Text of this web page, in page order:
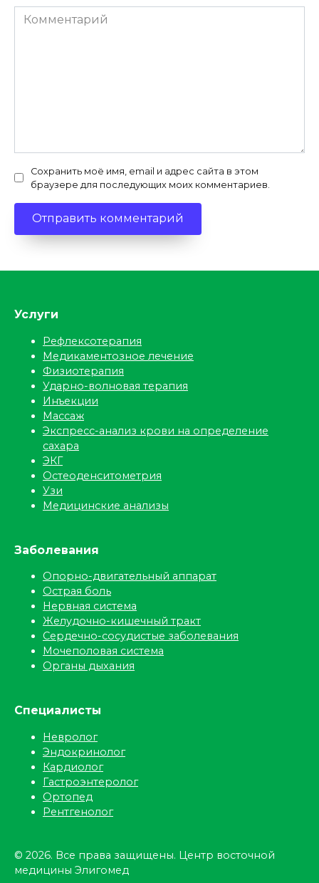
Комментарий
Сохранить моё имя, email и адрес сайта в этом
браузере для последующих моих комментариев.
Услуги
Рефлексотерапия
Медикаментозное лечение
Физиотерапия
Ударно-волновая терапия
Инъекции
Массаж
Экспресс-анализ крови на определение
сахара
ЭКГ
Остеоденситометрия
Узи
Медицинские анализы
Заболевания
Опорно-двигательный аппарат
Острая боль
Нервная система
Желудочно-кишечный тракт
Сердечно-сосудистые заболевания
Мочеполовая система
Органы дыхания
Специалисты
Невролог
Эндокринолог
Кардиолог
Гастроэнтеролог
Ортопед
Рентгенолог
© 2026. Все права защищены. Центр восточной
медицины Элигомед